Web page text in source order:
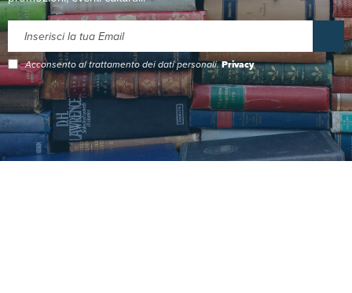
Acconsento al trattamento dei dati personali.Privacy